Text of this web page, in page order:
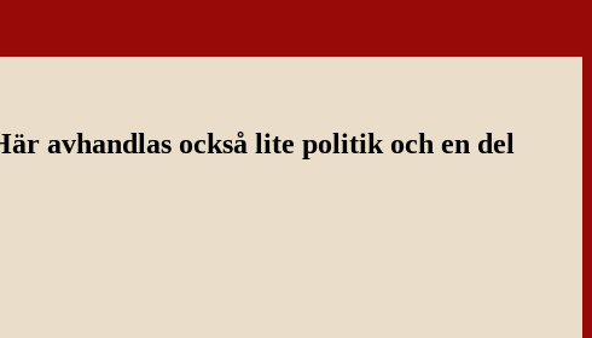
avhandlas också lite politik och en del